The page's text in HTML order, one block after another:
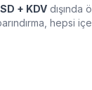
+ KDV
hepsi